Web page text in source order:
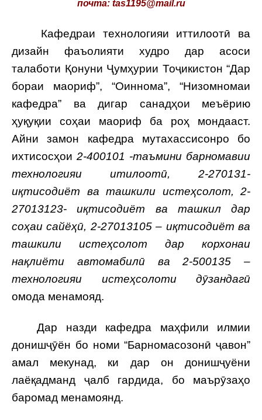
почта: tas1195@mail.ru
Кафедраи технологияи иттилоотӣ ва
дизайн фаъолияти худро дар асоси
талаботи Қонуни Ҷумҳурии Тоҷикистон “Дар
бораи маориф”, “Оиннома”, “Низомномаи
кафедра” ва дигар санадҳои меъёрию
ҳуқуқии соҳаи маориф ба роҳ мондааст.
Айни замон кафедра мутахассисонро бо
ихтисосҳои 2-400101 -таъмини барномавии
технологияи итилоотӣ, 2-270131-
иқтисодиёт ва ташкили истеҳсолот, 2-
27013123- иқтисодиёт ва ташкил дар
соҳаи сайёҳӣ, 2-27013105 – иқтисодиёт ва
ташкили истеҳсолот дар корхонаи
нақлиёти автомабилӣ ва 2-500135 –
технологияи истеҳсолоти дӯзандагӣ
омода менамояд.
Дар назди кафедра маҳфили илмии
донишҷӯён бо номи “Барномасозонӣ ҷавон”
амал мекунад, ки дар он донишҷуёни
лаёқадманд ҷалб гардида, бо маърӯзаҳо
баромад менамоянд.